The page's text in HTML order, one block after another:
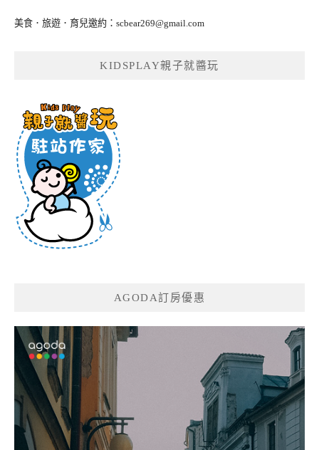
美食．旅遊．育兒邀約： scbear269@gmail.com
KIDSPLAY親子就醬玩
AGODA訂房優惠